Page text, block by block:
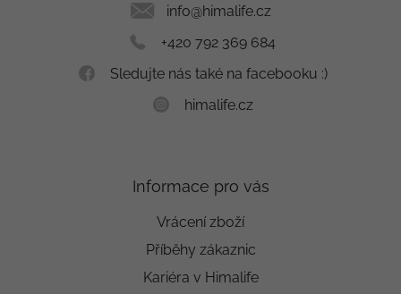
info@himalife.cz
+420 792 369 684
Sledujte nás také na facebooku :)
himalife.cz
Informace pro vás
Vrácení zboží
Příběhy zákaznic
Kariéra v Himalife